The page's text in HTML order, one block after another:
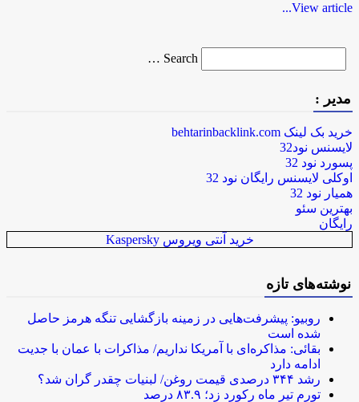
View article...
for
Search …
مدیر :
خرید بک لینک behtarinbacklink.com
لایسنس نود32
پسورد نود 32
اوکلی لایسنس رایگان نود 32
همیار نود 32
بهترین سئو
رایگان
خرید آنتی ویروس Kaspersky
نوشته‌های تازه
روبیو: پیشرفت‌هایی در زمینه بازگشایی تنگه هرمز حاصل
شده است
بقائی: مذاکره‌ای با آمریکا نداریم/ مذاکرات با عمان با جدیت
ادامه دارد
رشد ۳۴۴ درصدی قیمت روغن/ لبنیات چقدر گران شد؟
تورم تیر ماه رکورد زد؛ ۸۳.۹ درصد